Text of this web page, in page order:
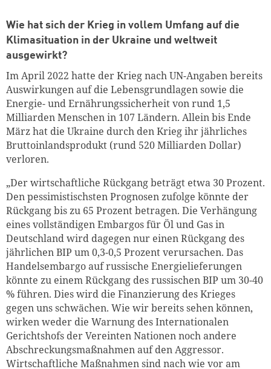
Wie hat sich der Krieg in vollem Umfang auf die
Klimasituation in der Ukraine und weltweit
ausgewirkt?
Im April 2022 hatte der Krieg nach UN-Angaben bereits
Auswirkungen auf die Lebensgrundlagen sowie die
Energie- und Ernährungssicherheit von rund 1,5
Milliarden Menschen in 107 Ländern. Allein bis Ende
März hat die Ukraine durch den Krieg ihr jährliches
Bruttoinlandsprodukt (rund 520 Milliarden Dollar)
verloren.
„Der wirtschaftliche Rückgang beträgt etwa 30 Prozent.
Den pessimistischsten Prognosen zufolge könnte der
Rückgang bis zu 65 Prozent betragen. Die Verhängung
eines vollständigen Embargos für Öl und Gas in
Deutschland wird dagegen nur einen Rückgang des
jährlichen BIP um 0,3-0,5 Prozent verursachen. Das
Handelsembargo auf russische Energielieferungen
könnte zu einem Rückgang des russischen BIP um 30-40
% führen. Dies wird die Finanzierung des Krieges
gegen uns schwächen. Wie wir bereits sehen können,
wirken weder die Warnung des Internationalen
Gerichtshofs der Vereinten Nationen noch andere
Abschreckungsmaßnahmen auf den Aggressor.
Wirtschaftliche Maßnahmen sind nach wie vor am
Zum Warenkorb
weiter lesen Zum Warenkorb